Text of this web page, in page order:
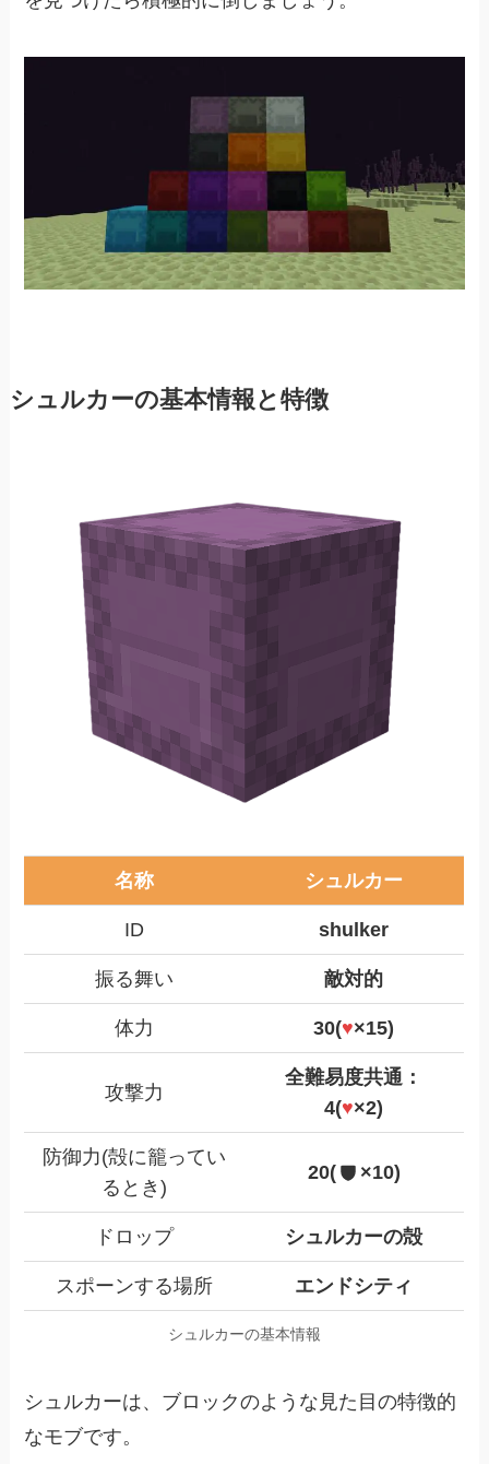
シュルカーの基本情報と特徴
名称 シュルカー
ID shulker
振る舞い 敵対的
体力 30(♥×15)
攻撃力
全難易度共通：
4(♥×2)
防御力(殻に籠ってい
るとき)
20( ×10)
ドロップ シュルカーの殻
スポーンする場所 エンドシティ
シュルカーの基本情報
シュルカーは、ブロックのような見た目の特徴的
なモブです。